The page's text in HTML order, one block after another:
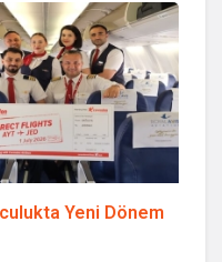
Yeni Dönem